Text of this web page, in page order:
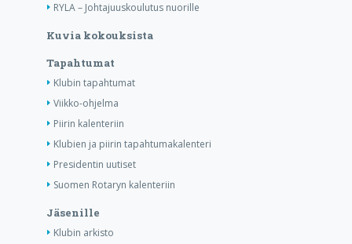
RYLA – Johtajuuskoulutus nuorille
Kuvia kokouksista
Tapahtumat
Klubin tapahtumat
Viikko-ohjelma
Piirin kalenteriin
Klubien ja piirin tapahtumakalenteri
Presidentin uutiset
Suomen Rotaryn kalenteriin
Jäsenille
Klubin arkisto